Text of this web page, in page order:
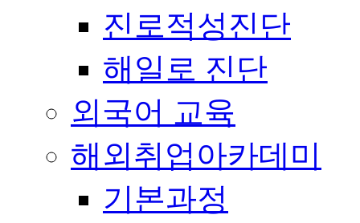
진로적성진단
해일로 진단
외국어 교육
해외취업아카데미
기본과정